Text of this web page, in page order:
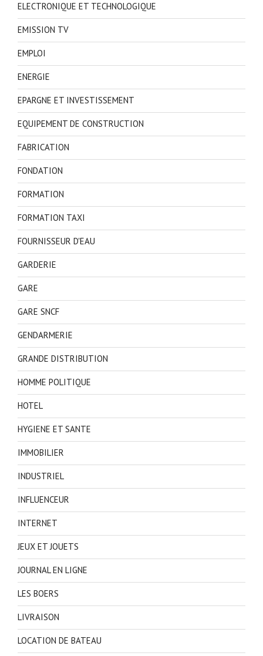
ELECTRONIQUE ET TECHNOLOGIQUE
EMISSION TV
EMPLOI
ENERGIE
EPARGNE ET INVESTISSEMENT
EQUIPEMENT DE CONSTRUCTION
FABRICATION
FONDATION
FORMATION
FORMATION TAXI
FOURNISSEUR D'EAU
GARDERIE
GARE
GARE SNCF
GENDARMERIE
GRANDE DISTRIBUTION
HOMME POLITIQUE
HOTEL
HYGIENE ET SANTE
IMMOBILIER
INDUSTRIEL
INFLUENCEUR
INTERNET
JEUX ET JOUETS
JOURNAL EN LIGNE
LES BOERS
LIVRAISON
LOCATION DE BATEAU